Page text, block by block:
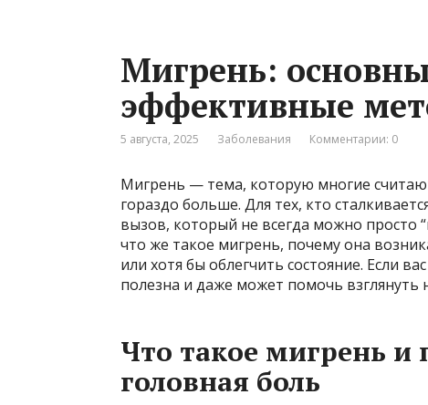
Мигрень:
эффективные
5 августа, 2025 Заболевания Комментарии: 0
Мигрень — тема, которую многие
гораздо больше. Для тех, кто
вызов, который не всегда можно просто
что же такое мигрень, почему она
или хотя бы облегчить состояние. Если
полезна и даже может помочь
Что такое мигрень и
головная боль